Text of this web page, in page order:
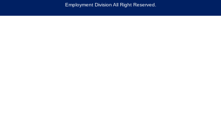
Employment Division All Right Reserved.